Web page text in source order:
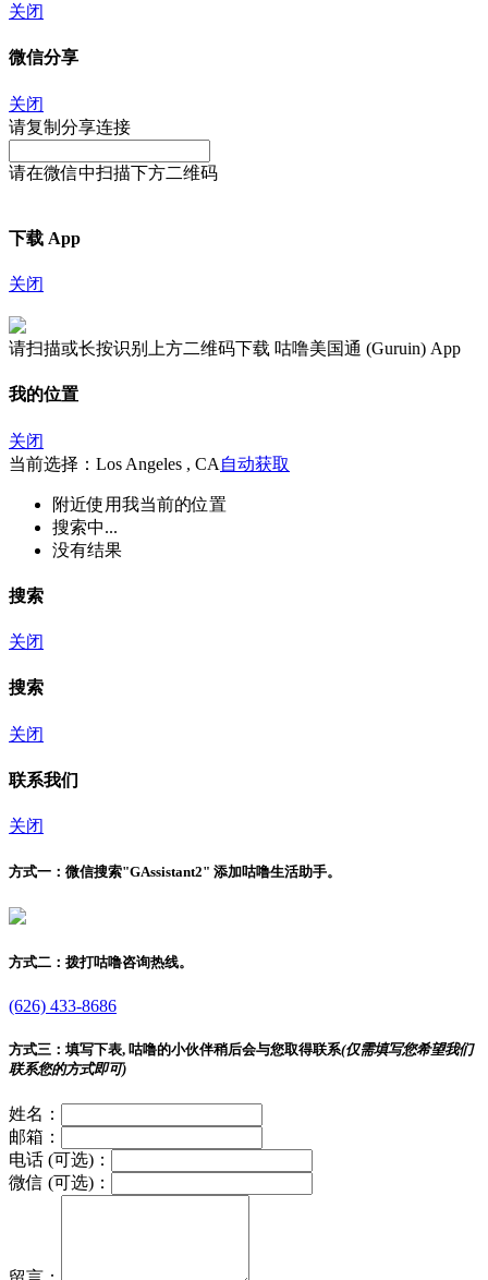
关闭
微信分享
关闭
请复制分享连接
请在微信中扫描下方二维码
下载 App
关闭
请扫描或长按识别上方二维码下载 咕噜美国通 (Guruin) App
我的位置
关闭
当前选择：Los Angeles , CA 自动获取
附近使用我当前的位置
搜索中...
没有结果
搜索
关闭
搜索
关闭
联系我们
关闭
方式一： 微信搜索"GAssistant2" 添加咕噜生活助手。
方式二： 拨打咕噜咨询热线。
(626) 433-8686
方式三： 填写下表, 咕噜的小伙伴稍后会与您取得联系(仅需填写您希望我们
联系您的方式即可)
姓名：
邮箱：
电话 (可选)：
微信 (可选)：